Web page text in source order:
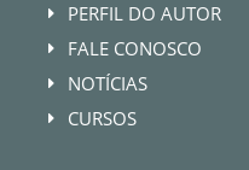
E PERFIL DO AUTOR
E FALE CONOSCO
E NOTÍCIAS
E CURSOS